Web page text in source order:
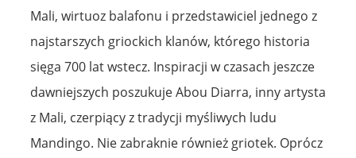
Mali, wirtuoz balafonu i przedstawiciel jednego z
najstarszych griockich klanów, którego historia
sięga 700 lat wstecz. Inspiracji w czasach jeszcze
dawniejszych poszukuje Abou Diarra, inny artysta
z Mali, czerpiący z tradycji myśliwych ludu
Mandingo. Nie zabraknie również griotek. Oprócz